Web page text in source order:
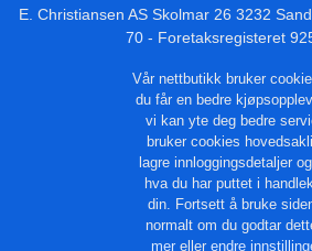
E. Christiansen AS Skolmar 26 3232
70- Foretaksregisteret
Vår nettbutikk bruker
du får en bedre
vi kan yte deg bedre
bruker cookies
lagre innloggingsdetaljer
hva du har puttet i
din. Fortsett å bruke
normalt om du godtar
mer eller endre